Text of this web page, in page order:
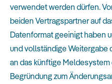
verwendet werden dürfen.
beiden Vertragspartner auf
Datenformat geeinigt haben
und vollständige Weitergabe
an das künftige
Begründung zum